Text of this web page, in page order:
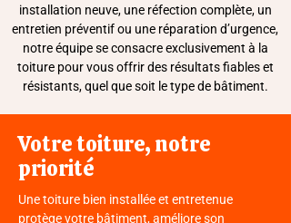
installation neuve, une réfection complète, un
entretien préventif ou une réparation d’urgence,
notre équipe se consacre exclusivement à la
toiture pour vous offrir des résultats fiables et
résistants, quel que soit le type de bâtiment.
Votre toiture, notre
priorité
Une toiture bien installée et entretenue
protège votre bâtiment, améliore son